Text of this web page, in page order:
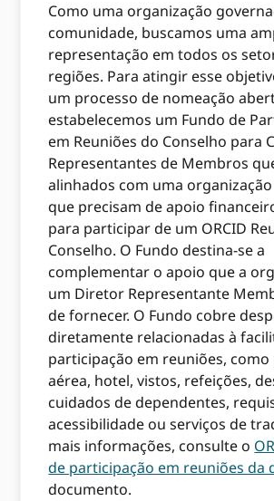
Como uma organização
comunidade, buscamos uma
representação em todos os
regiões. Para atingir esse
um processo de nomeação
estabelecemos um Fundo de
em Reuniões do Conselho para
Representantes de Membros
alinhados com uma
que precisam de apoio
para participar de um ORCID
Conselho. O Fundo destina-se a
complementar o apoio que a
um Diretor Representante
de fornecer. O Fundo cobre
diretamente relacionadas à
participação em reuniões, como
aérea, hotel, vistos, refeições,
cuidados de dependentes,
acessibilidade ou serviços de
mais informações, consulte o
de participação em reuniões da
documento.